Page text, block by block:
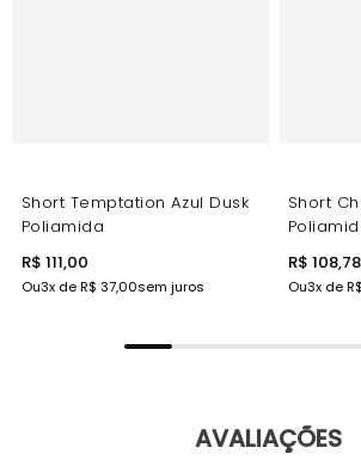
Short Temptation Azul Dusk
Poliamida
R$ 111,00
Ou3x deR$ 37,00sem juros
Short
R$ 108,78
Ou3x de
AVALIAÇÕES